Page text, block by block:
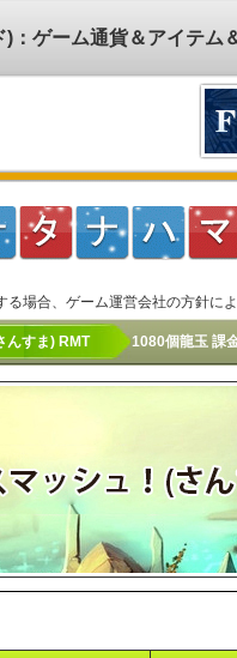
：ゲーム通貨＆アイテム
る場合、ゲーム運営会社の方針に
んすま) RMT 1080個龍玉 課